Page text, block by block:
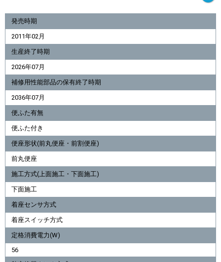
発売時期
2011年02月
生産終了時期
2026年07月
補修用性能部品の保有終了時期
2036年07月
便ふた有無
便ふた付き
便座形状(前丸便座・前割便座)
前丸便座
施工方式(上面施工・下面施工)
下面施工
着座センサ方式
着座スイッチ方式
定格消費電力(W)
56